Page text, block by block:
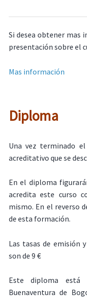
Si desea obtener mas
presentación sobre el
Mas información
Diploma
Una vez terminado
acreditativo que se
En el diploma
acredita este curso
mismo. En el reverso
de esta formación.
Las tasas de emisión
son de 9 €
Este diploma está
Buenaventura de